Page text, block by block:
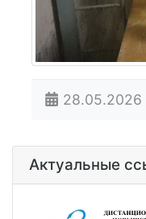
28.05.2026
Актуальные